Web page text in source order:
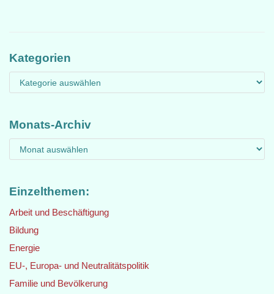
Kategorien
Monats-Archiv
Einzelthemen:
Arbeit und Beschäftigung
Bildung
Energie
EU-, Europa- und Neutralitätspolitik
Familie und Bevölkerung